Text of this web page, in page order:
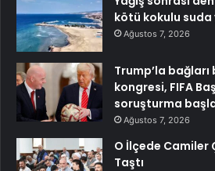
kötü kokulu suda
Ağustos 7, 2026
Trump’la bağları
kongresi, FIFA
soruşturma
Ağustos 7, 2026
O İlçede Camiler
Taştı